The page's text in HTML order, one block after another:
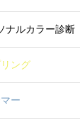
ナルカラー診断
ング
ー